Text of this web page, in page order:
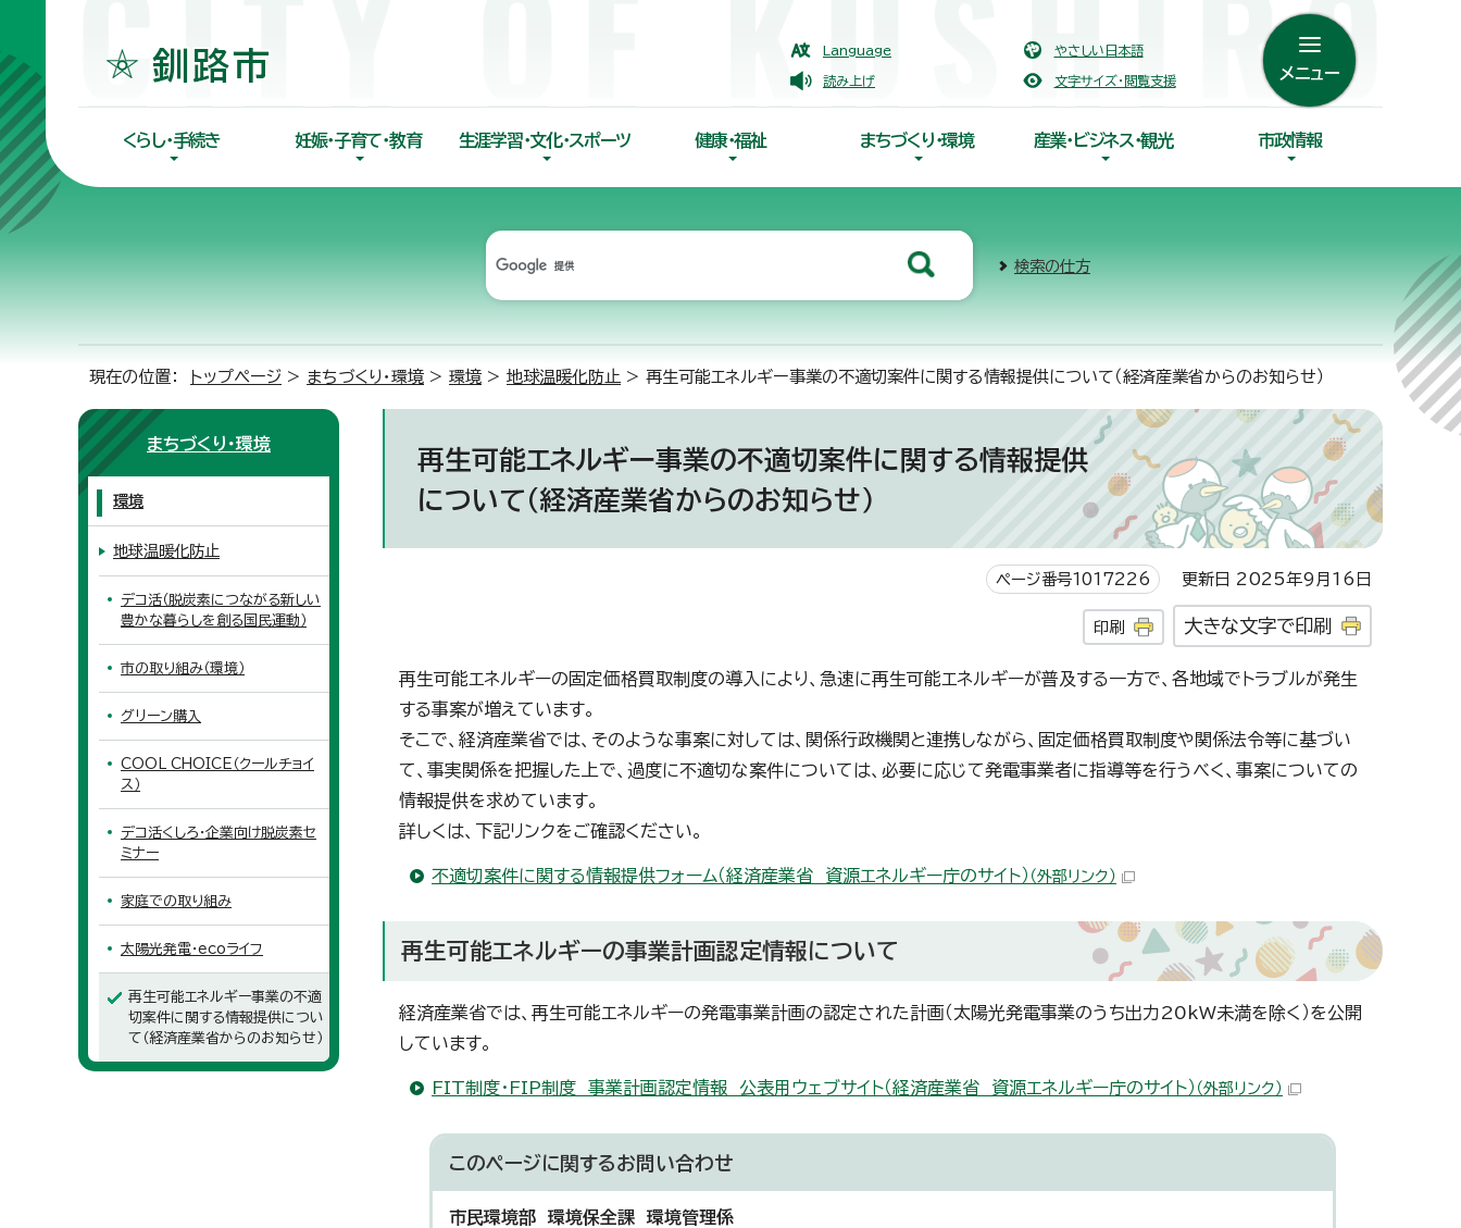
Language やさしい日本語
読み上げ 文字サイズ・閲覧支援 メニュー
くらし・手続き 妊娠・子育て・教育 生涯学習・文化・スポーツ 健康・福祉 まちづくり・環境 産業・ビジネス・観光 市政情報
検索の仕方
現在の位置： トップページ > まちづくり・環境 > 環境 > 地球温暖化防止 > 再生可能エネルギー事業の不適切案件に関する情報提供について（経済産業省からのお知らせ）
再生可能エネルギー事業の不適切案件に関する情報提供
について（経済産業省からのお知らせ）
ページ番号1017226 更新日 2025年9月16日
印刷 大きな文字で印刷
再生可能エネルギーの固定価格買取制度の導入により、急速に再生可能エネルギーが普及する一方で、各地域でトラブルが発生
する事案が増えています。
そこで、経済産業省では、そのような事案に対しては、関係行政機関と連携しながら、固定価格買取制度や関係法令等に基づい
て、事実関係を把握した上で、過度に不適切な案件については、必要に応じて発電事業者に指導等を行うべく、事案についての
情報提供を求めています。
詳しくは、下記リンクをご確認ください。
不適切案件に関する情報提供フォーム（経済産業省 資源エネルギー庁のサイト） （外部リンク）
再生可能エネルギーの事業計画認定情報について
経済産業省では、再生可能エネルギーの発電事業計画の認定された計画（太陽光発電事業のうち出力20kW未満を除く）を公開
しています。
FIT制度・FIP制度 事業計画認定情報 公表用ウェブサイト（経済産業省 資源エネルギー庁のサイト） （外部リンク）
このページに関するお問い合わせ
市民環境部 環境保全課 環境管理係
まちづくり・環境
環境
地球温暖化防止
デコ活（脱炭素につながる新しい
豊かな暮らしを創る国民運動）
市の取り組み（環境）
グリーン購入
COOL CHOICE（クールチョイ
ス）
デコ活くしろ・企業向け脱炭素セ
ミナー
家庭での取り組み
太陽光発電・ecoライフ
再生可能エネルギー事業の不適
切案件に関する情報提供につい
て（経済産業省からのお知らせ）